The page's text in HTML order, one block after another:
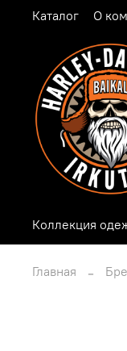
Каталог О
Коллекция
Главная